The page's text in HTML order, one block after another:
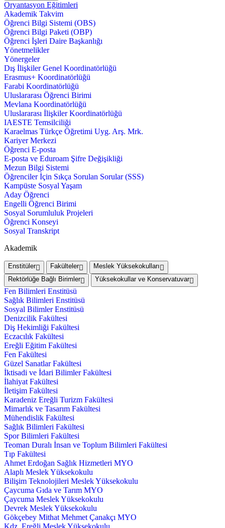
Oryantasyon Eğitimleri
Akademik Takvim
Öğrenci Bilgi Sistemi (OBS)
Öğrenci Bilgi Paketi (OBP)
Öğrenci İşleri Daire Başkanlığı
Yönetmelikler
Yönergeler
Dış İlişkiler Genel Koordinatörlüğü
Erasmus+ Koordinatörlüğü
Farabi Koordinatörlüğü
Uluslararası Öğrenci Birimi
Mevlana Koordinatörlüğü
Uluslararası İlişkiler Koordinatörlüğü
IAESTE Temsilciliği
Karaelmas Türkçe Öğretimi Uyg. Arş. Mrk.
Kariyer Merkezi
Öğrenci E-posta
E-posta ve Eduroam Şifre Değişikliği
Mezun Bilgi Sistemi
Öğrenciler İçin Sıkça Sorulan Sorular (SSS)
Kampüste Sosyal Yaşam
Aday Öğrenci
Engelli Öğrenci Birimi
Sosyal Sorumluluk Projeleri
Öğrenci Konseyi
Sosyal Transkript
Akademik
Enstitüler Fakülteler
Meslek Yüksekokulları
Rektörlüğe Bağlı Birimler
Yüksekokullar ve Konservatuvar
Fen Bilimleri Enstitüsü
Sağlık Bilimleri Enstitüsü
Sosyal Bilimler Enstitüsü
Denizcilik Fakültesi
Diş Hekimliği Fakültesi
Eczacılık Fakültesi
Ereğli Eğitim Fakültesi
Fen Fakültesi
Güzel Sanatlar Fakültesi
İktisadi ve İdari Bilimler Fakültesi
İlahiyat Fakültesi
İletişim Fakültesi
Karadeniz Ereğli Turizm Fakültesi
Mimarlık ve Tasarım Fakültesi
Mühendislik Fakültesi
Sağlık Bilimleri Fakültesi
Spor Bilimleri Fakültesi
Teoman Duralı İnsan ve Toplum Bilimleri Fakültesi
Tıp Fakültesi
Ahmet Erdoğan Sağlık Hizmetleri MYO
Alaplı Meslek Yüksekokulu
Bilişim Teknolojileri Meslek Yüksekokulu
Çaycuma Gıda ve Tarım MYO
Çaycuma Meslek Yüksekokulu
Devrek Meslek Yüksekokulu
Gökçebey Mithat Mehmet Çanakçı MYO